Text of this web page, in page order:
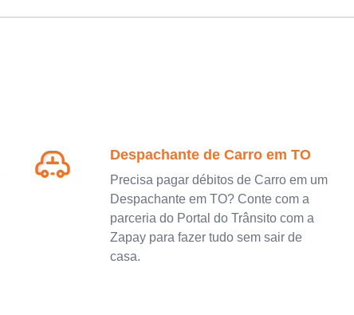
Despachante de Carro em TO
Precisa pagar débitos de Carro em um
Despachante em TO? Conte com a
parceria do Portal do Trânsito com a
Zapay para fazer tudo sem sair de
casa.